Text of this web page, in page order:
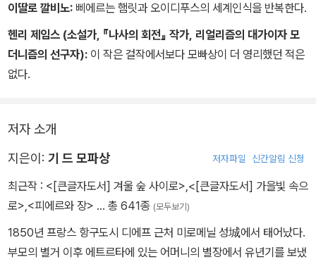
이딸로 깔비노: 삐에르는 햄릿과 오이디푸스의 세계인식을 반복한다.
헨리 제임스 (소설가, 『나사의 회전』 작가, 리얼리즘의 대가이자 모
더니즘의 선구자): 이 작은 걸작에서보다 모빠상이 더 영리했던 적은
없다.
저자 소개
지은이: 기 드 모파상 저자파일 신간알림 신청
최근작 : <[큰글자도서] 겨울 숲 사이로>,<[큰글자도서] 가을빛 속으
로>,<피에르와 장> … 총 641종 (모두보기)
1850년 프랑스 항구도시 디에프 근처 미로메닐 성城에서 태어났다.
부모의 별거 이후 에트르타에 있는 어머니의 별장에서 유년기를 보냈